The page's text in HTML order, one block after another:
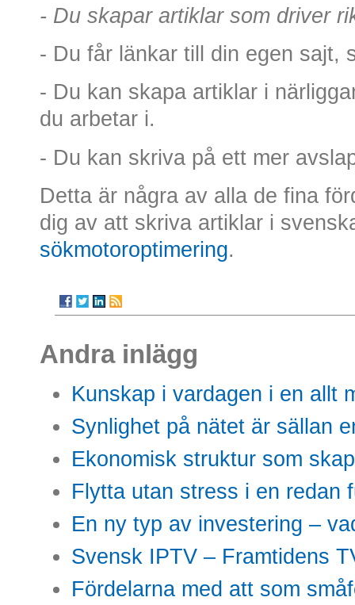
- Du skapar artiklar som driver
- Du får länkar till din egen sajt,
- Du kan skapa artiklar i
du arbetar i.
- Du kan skriva på ett mer
Detta är några av alla de fina
dig av att skriva artiklar i
sökmotoroptimering.
Andra inlägg
Kunskap i vardagen i en allt
Synlighet på nätet är sällan
Ekonomisk struktur som
Flytta utan stress i en redan
En ny typ av investering –
Svensk IPTV – Framtidens
Fördelarna med att som